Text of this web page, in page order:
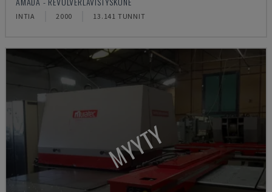
INTIA 2000 13.141 TUNNIT
MYYTY